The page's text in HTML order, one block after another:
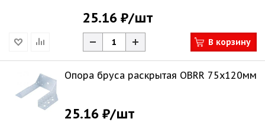
25.16 ₽/шт
В корзину
Опора бруса раскрытая OBRR 75х120мм
25.16 ₽/шт